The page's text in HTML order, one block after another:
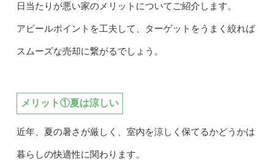
日当たりが悪い家のメリットについてご紹介します。
アピールポイントを工夫して、ターゲットをうまく絞れば
スムーズな売却に繋がるでしょう。
メリット①夏は涼しい
近年、夏の暑さが厳しく、室内を涼しく保てるかどうかは
暮らしの快適性に関わります。